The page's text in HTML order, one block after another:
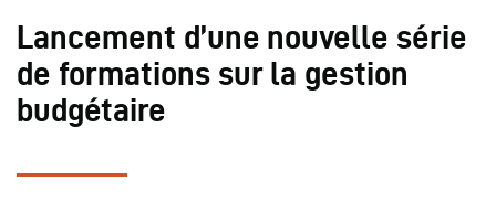
Lancement d’une nouvelle série
de formations sur la gestion
budgétaire